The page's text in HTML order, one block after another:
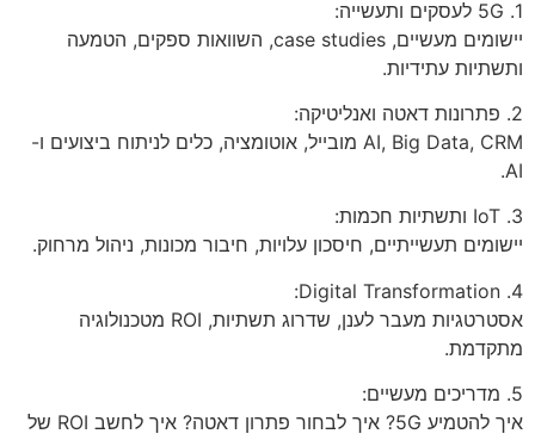
1. 5G לעסקים ותעשייה:
יישומים מעשיים, case studies, השוואות ספקים, הטמעה
ותשתיות עתידיות.
2. פתרונות דאטה ואנליטיקה:
AI, Big Data, CRM מובייל, אוטומציה, כלים לניתוח ביצועים ו-
AI.
3. IoT ותשתיות חכמות:
יישומים תעשייתיים, חיסכון עלויות, חיבור מכונות, ניהול מרחוק.
4. Digital Transformation:
אסטרטגיות מעבר לענן, שדרוג תשתיות, ROI מטכנולוגיה
מתקדמת.
5. מדריכים מעשיים:
איך להטמיע 5G? איך לבחור פתרון דאטה? איך לחשב ROI של